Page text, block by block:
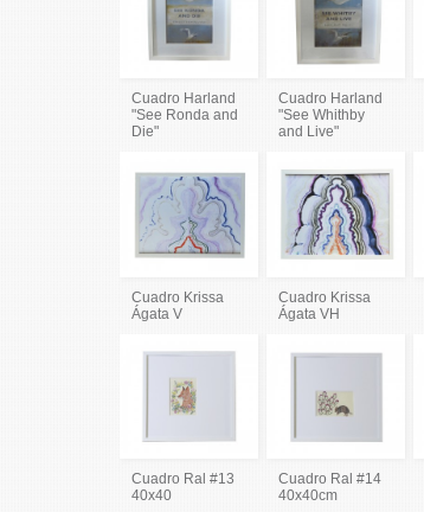
Cuadro Harland
"See Ronda and
Die"
Cuadro Harland
"See Whithby
and Live"
Cuadro Krissa
Ágata V
Cuadro Krissa
Ágata VH
Cuadro Ral #13
40x40
Cuadro Ral #14
40x40cm